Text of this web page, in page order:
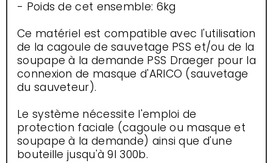
- Poids de cet ensemble: 6kg
Ce matériel est compatible avec l'utilisation
de la cagoule de sauvetage PSS et/ou de la
soupape à la demande PSS Draeger pour la
connexion de masque d'ARICO (sauvetage
du sauveteur).
Le système nécessite l'emploi de
protection faciale (cagoule ou masque et
soupape à la demande) ainsi que d'une
bouteille jusqu'à 9l 300b.